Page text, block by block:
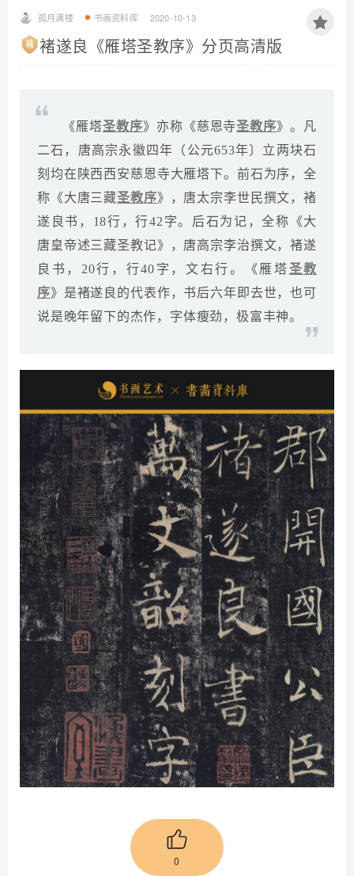
孤月满楼 书画资料库 2020-10-13
褚遂良《雁塔圣教序》分页高清版
《雁塔圣教序》亦称《慈恩寺圣教序》。凡
二石，唐高宗永徽四年（公元653年〕立两块石
刻均在陕西西安慈恩寺大雁塔下。前石为序，全
称《大唐三藏圣教序》，唐太宗李世民撰文，褚
遂良书，18行，行42字。后石为记，全称《大
唐皇帝述三藏圣教记》，唐高宗李治撰文，褚遂
良书，20行，行40字，文右行。《雁塔圣教
序》是褚遂良的代表作，书后六年即去世，也可
说是晚年留下的杰作，字体瘦劲，极富丰神。
0